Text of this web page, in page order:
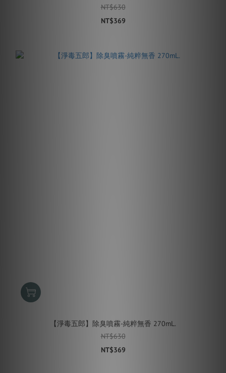
NT$630
NT$369
【淨毒五郎】除臭噴霧-純粹無香 270mL.
NT$630
NT$369